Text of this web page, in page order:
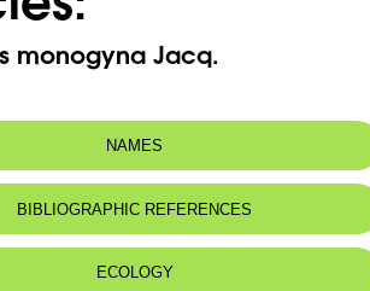
monogyna Jacq.
NAMES
Aubépine
Whitehorn, common hawthorn
زعرور أحمر، صمصيلي
BIBLIOGRAPHIC REFERENCES
ECOLOGY